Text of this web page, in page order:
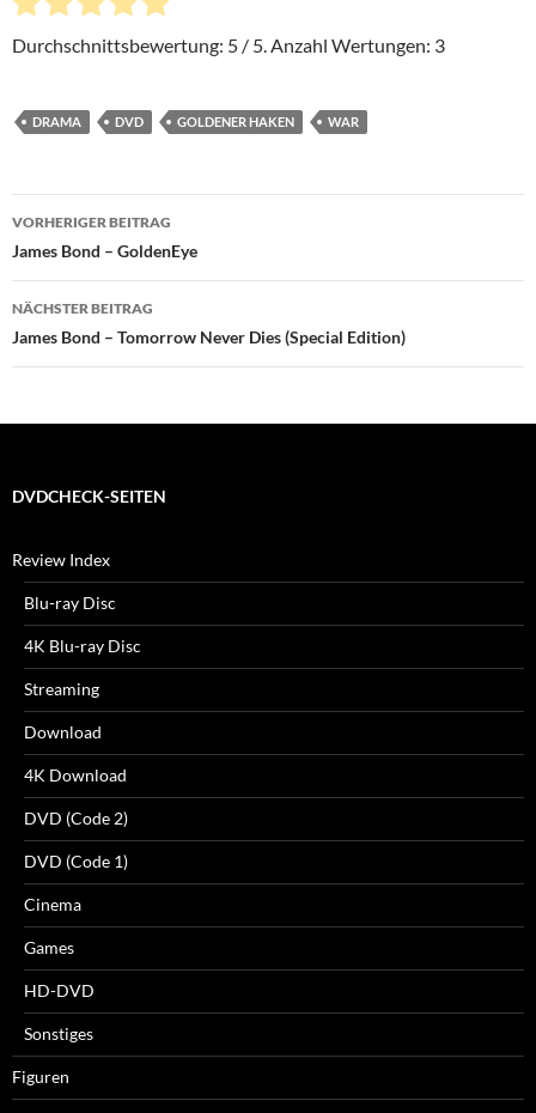
Durchschnittsbewertung: 5 / 5. Anzahl Wertungen: 3
DRAMA DVD GOLDENER HAKEN WAR
Beitragsnavigation
VORHERIGER BEITRAG
James Bond – GoldenEye
NÄCHSTER BEITRAG
James Bond – Tomorrow Never Dies (Special Edition)
DVDCHECK-SEITEN
Review Index
Blu-ray Disc
4K Blu-ray Disc
Streaming
Download
4K Download
DVD (Code 2)
DVD (Code 1)
Cinema
Games
HD-DVD
Sonstiges
Figuren